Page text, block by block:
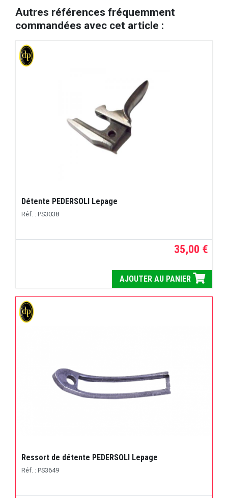
Autres références fréquemment
commandées avec cet article :
Détente PEDERSOLI Lepage
Réf. : PS3038
35,00 €
AJOUTER AU PANIER
Ressort de détente PEDERSOLI Lepage
Réf. : PS3649